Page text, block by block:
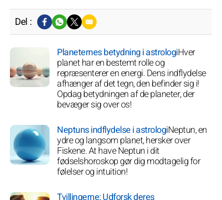
Del :
Planeternes betydning i astrologiHver
planet har en bestemt rolle og
repræsenterer en energi. Dens indflydelse
afhænger af det tegn, den befinder sig i!
Opdag betydningen af de planeter, der
bevæger sig over os!
Neptuns indflydelse i astrologiNeptun, en
ydre og langsom planet, hersker over
Fiskene. At have Neptun i dit
fødselshoroskop gør dig modtagelig for
følelser og intuition!
Tvillingerne: Udforsk deres